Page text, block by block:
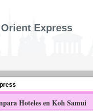
Express
Hoteles en Koh Samui